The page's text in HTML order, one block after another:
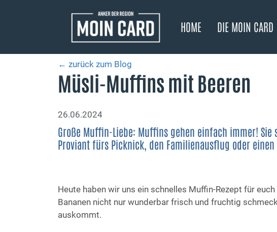
HOME DIE MOIN CARD
← zurück zum Blog
Müsli-Muffins mit Beeren
26.06.2024
Große Muffin-Liebe: Muffins gehen einfach immer!
Proviant fürs Picknick, den Familienausflug oder einen
Heute haben wir uns ein schnelles Muffin-Rezept für
Bananen nicht nur wunderbar frisch und fruchtig
auskommt.